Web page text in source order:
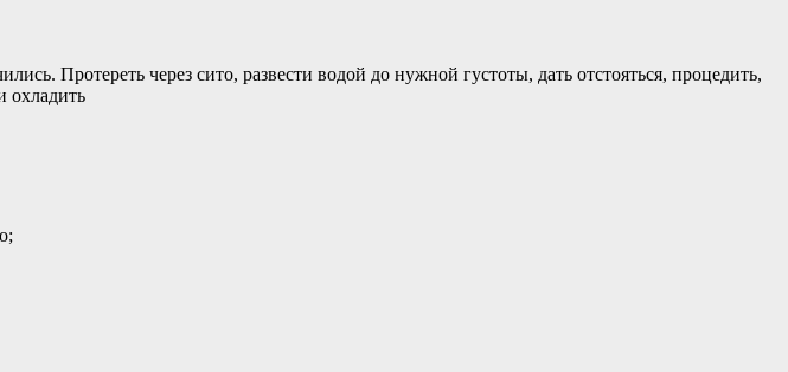
Протереть через сито, развести водой до нужной густоты, дать отстояться, процедить,
охладить